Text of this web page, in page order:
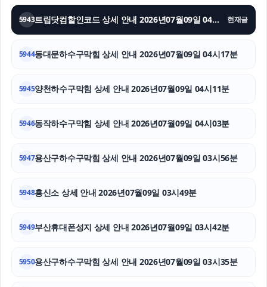
대전이혼전문변호사
고양이파양
인스타그램 좋아요 늘리기
5943 트립닷컴할인코드 상세 안내 2026년07월09일 04시24분 현재글
5944동대문하수구막힘 상세 안내 2026년07월09일 04시17분
5945양천하수구막힘 상세 안내 2026년07월09일 04시11분
5946동작하수구막힘 상세 안내 2026년07월09일 04시03분
5947용산구하수구막힘 상세 안내 2026년07월09일 03시56분
5948흥신소 상세 안내 2026년07월09일 03시49분
5949부산휴대폰성지 상세 안내 2026년07월09일 03시42분
5950용산구하수구막힘 상세 안내 2026년07월09일 03시35분